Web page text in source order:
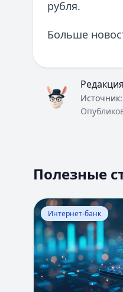
рубля.
Больше
Источник:
Полезные
Перейти к статье:
Интернет-банк